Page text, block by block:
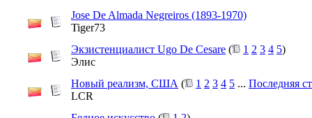
Jose De Almada Negreiros (1893-1970)
Tiger73
Экзистенциалист Ugo De Cesare ( 1 2 3 4 5)
Элис
Новый реализм, США ( 1 2 3 4 5 ... Последняя
LCR